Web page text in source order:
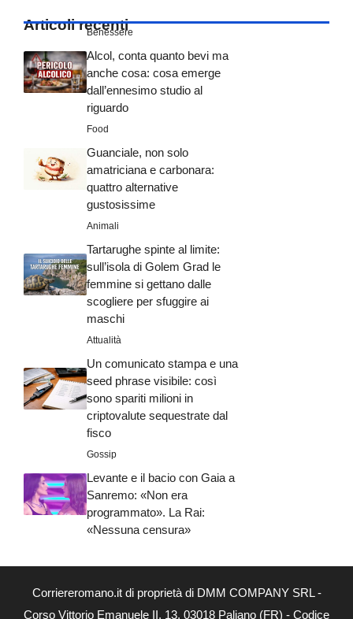
Articoli recenti
Benessere
Alcol, conta quanto bevi ma
anche cosa: cosa emerge
dall’ennesimo studio al
riguardo
Food
Guanciale, non solo
amatriciana e carbonara:
quattro alternative
gustosissime
Animali
Tartarughe spinte al limite:
sull’isola di Golem Grad le
femmine si gettano dalle
scogliere per sfuggire ai
maschi
Attualità
Un comunicato stampa e una
seed phrase visibile: così
sono spariti milioni in
criptovalute sequestrate dal
fisco
Gossip
Levante e il bacio con Gaia a
Sanremo: «Non era
programmato». La Rai:
«Nessuna censura»
Corriereromano.it di proprietà di DMM COMPANY SRL -
Corso Vittorio Emanuele II, 13, 03018 Paliano (FR) - Codice